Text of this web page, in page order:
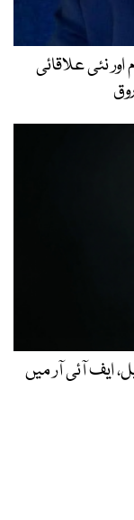
نئی علاقائی
ایف آئی آر میں